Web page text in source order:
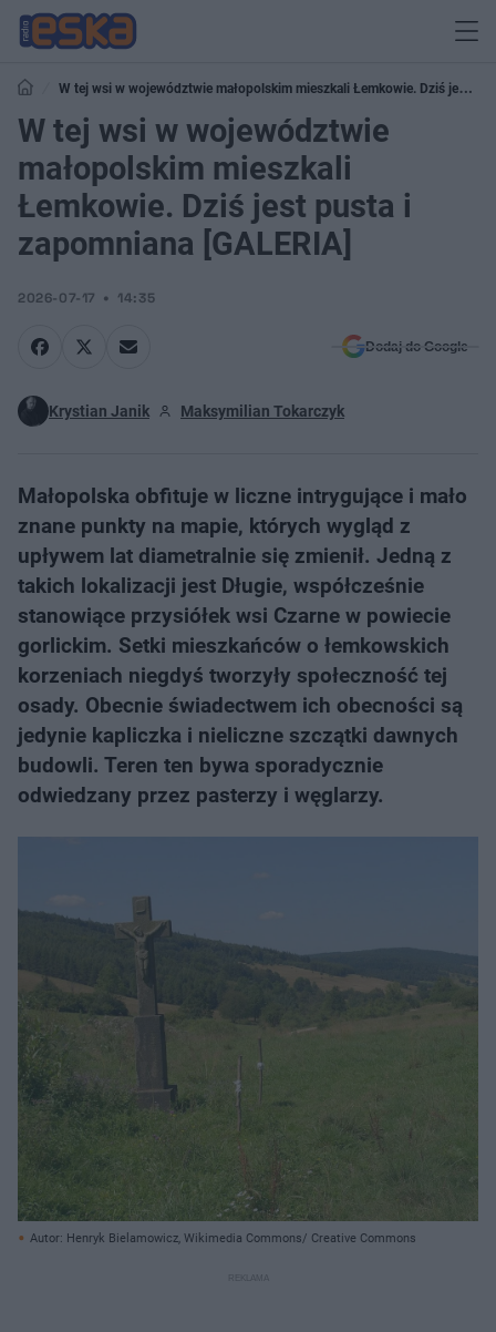
W tej wsi w województwie małopolskim mieszkali Łemkowie. Dziś jest
pusta i zapomniana [GALERIA]
W tej wsi w województwie
małopolskim mieszkali
Łemkowie. Dziś jest pusta i
zapomniana [GALERIA]
2026-07-17 14:35
Dodaj do Google
Krystian Janik Maksymilian Tokarczyk
Małopolska obfituje w liczne intrygujące i mało
znane punkty na mapie, których wygląd z
upływem lat diametralnie się zmienił. Jedną z
takich lokalizacji jest Długie, współcześnie
stanowiące przysiółek wsi Czarne w powiecie
gorlickim. Setki mieszkańców o łemkowskich
korzeniach niegdyś tworzyły społeczność tej
osady. Obecnie świadectwem ich obecności są
jedynie kapliczka i nieliczne szczątki dawnych
budowli. Teren ten bywa sporadycznie
odwiedzany przez pasterzy i węglarzy.
Autor: Henryk Bielamowicz, Wikimedia Commons/ Creative Commons